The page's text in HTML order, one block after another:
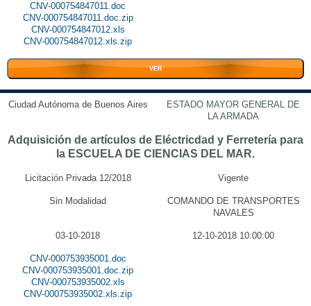
CNV-000754847011.doc
CNV-000754847011.doc.zip
CNV-000754847012.xls
CNV-000754847012.xls.zip
VER
Ciudad Autónoma de Buenos Aires
ESTADO MAYOR GENERAL DE
LA ARMADA
Adquisición de artículos de Eléctricdad y Ferretería para
la ESCUELA DE CIENCIAS DEL MAR.
Licitación Privada 12/2018 Vigente
Sin Modalidad
COMANDO DE TRANSPORTES
NAVALES
03-10-2018 12-10-2018 10:00:00
CNV-000753935001.doc
CNV-000753935001.doc.zip
CNV-000753935002.xls
CNV-000753935002.xls.zip